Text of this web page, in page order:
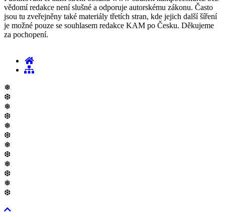
vědomí redakce není slušné a odporuje autorskému zákonu. Často
jsou tu zveřejněny také materiály třetích stran, kde jejich další šíření
je možné pouze se souhlasem redakce KAM po Česku. Děkujeme
za pochopení.
❅
❆
❅
❆
❅
❆
❅
❆
❅
❆
❅
❆